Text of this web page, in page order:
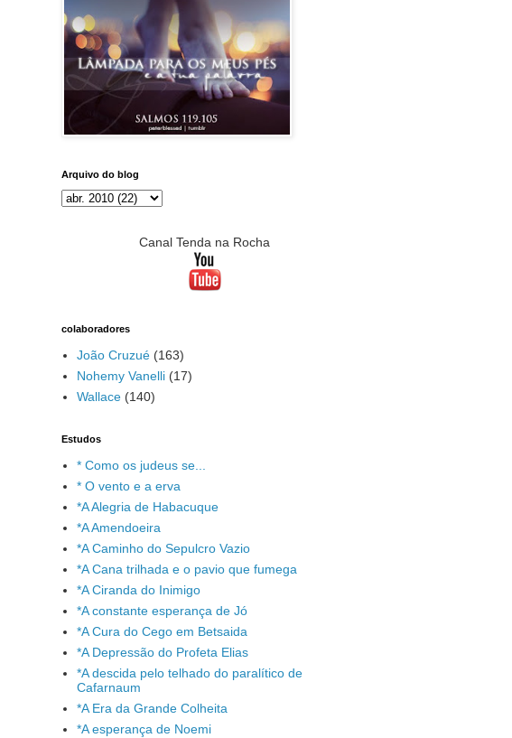
Arquivo do blog
Canal Tenda na Rocha
colaboradores
João Cruzué (163)
Nohemy Vanelli (17)
Wallace (140)
Estudos
* Como os judeus se...
* O vento e a erva
*A Alegria de Habacuque
*A Amendoeira
*A Caminho do Sepulcro Vazio
*A Cana trilhada e o pavio que fumega
*A Ciranda do Inimigo
*A constante esperança de Jó
*A Cura do Cego em Betsaida
*A Depressão do Profeta Elias
*A descida pelo telhado do paralítico de
Cafarnaum
*A Era da Grande Colheita
*A esperança de Noemi